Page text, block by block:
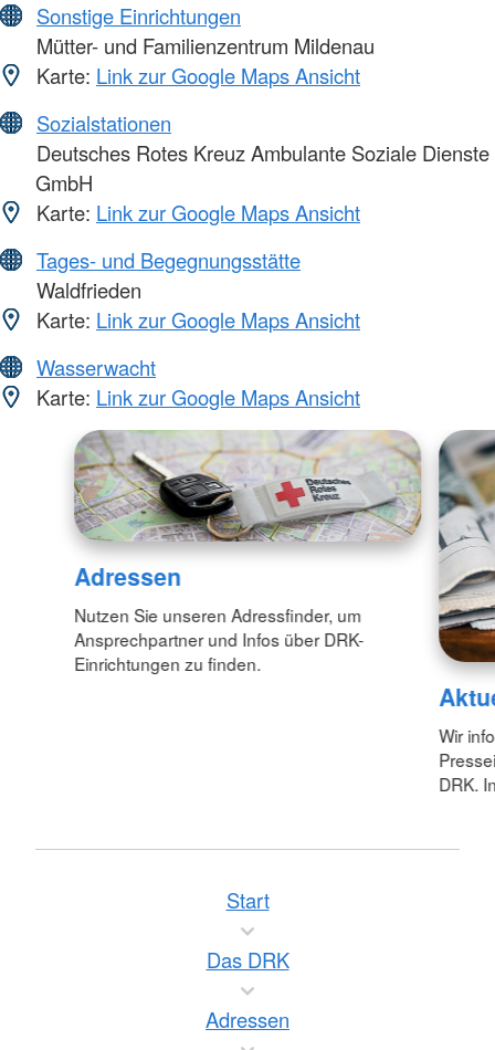
Sonstige Einrichtungen
Mütter- und Familienzentrum Mildenau
Karte: Link zur Google Maps Ansicht
Sozialstationen
Deutsches Rotes Kreuz Ambulante Soziale Dienste
GmbH
Karte: Link zur Google Maps Ansicht
Tages- und Begegnungsstätte
Waldfrieden
Karte: Link zur Google Maps Ansicht
Wasserwacht
Karte: Link zur Google Maps Ansicht
Adressen
Nutzen Sie unseren Adressfinder, um
Ansprechpartner und Infos über DRK-
Einrichtungen zu finden.
Wir
DRK.
Start
Das DRK
Adressen